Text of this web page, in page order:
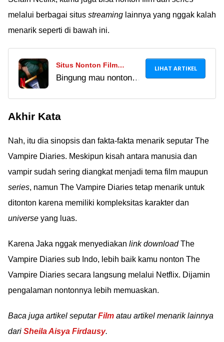
melalui berbagai situs streaming lainnya yang nggak kalah
menarik seperti di bawah ini.
Situs Nonton Film
Indonesia Online
Bingung mau nonton
kunjungi situs nonton
dan terbaru berikut ini.
Dijamin komplit!
LIHAT ARTIKEL
Akhir Kata
Nah, itu dia sinopsis dan fakta-fakta menarik seputar The
Vampire Diaries. Meskipun kisah antara manusia dan
vampir sudah sering diangkat menjadi tema film maupun
series, namun The Vampire Diaries tetap menarik untuk
ditonton karena memiliki kompleksitas karakter dan
universe yang luas.
Karena Jaka nggak menyediakan link downloadThe
Vampire Diaries sub Indo, lebih baik kamu nonton The
Vampire Diaries secara langsung melalui Netflix. Dijamin
pengalaman nontonnya lebih memuaskan.
Baca juga artikel seputarFilm atau artikel menarik lainnya
dari Sheila Aisya Firdausy.